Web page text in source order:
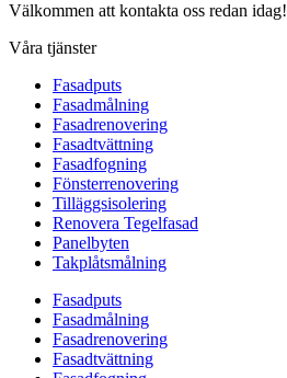
Välkommen att kontakta oss redan idag!
Våra tjänster
Fasadputs
Fasadmålning
Fasadrenovering
Fasadtvättning
Fasadfogning
Fönsterrenovering
Tilläggsisolering
Renovera Tegelfasad
Panelbyten
Takplåtsmålning
Fasadputs
Fasadmålning
Fasadrenovering
Fasadtvättning